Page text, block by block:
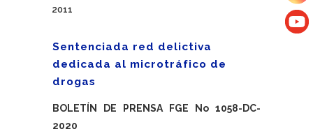
2011
Sentenciada red delictiva
dedicada al microtráfico de
drogas
BOLETÍN DE PRENSA FGE No 1058-DC-
2020